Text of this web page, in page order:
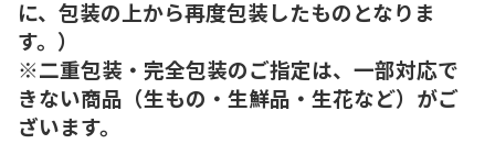
に、包装の上から再度包装したものとなりま
す。）
※二重包装・完全包装のご指定は、一部対応で
きない商品（生もの・生鮮品・生花など）がご
ざいます。